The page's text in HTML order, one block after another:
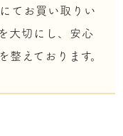
てお買い取りい
大切にし、安心
整えております。